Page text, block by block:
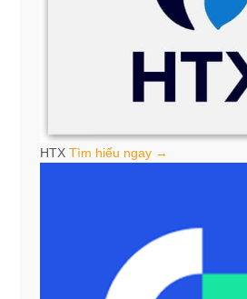
HTX Tìm hiểu ngay →